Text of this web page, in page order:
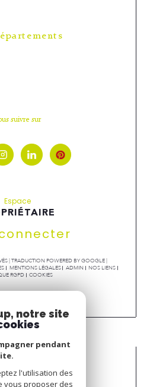
suivre sur
Espace
| TRADUCTION POWERED BY GOOGLE |
MENTIONS LÉGALES ADMIN
NOS LIENS
RGPD
COOKIES
notre site
pendant
l'utilisation des
vous proposer des